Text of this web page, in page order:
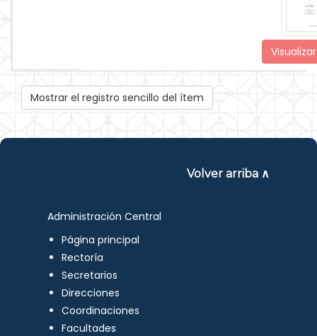
Mostrar el registro sencillo del ítem
Volver arriba ∧
Administración Central
Página principal
Rectoría
Secretarios
Direcciones
Coordinaciones
Facultades